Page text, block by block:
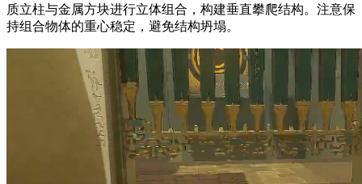
质立柱与金属方块进行立体组合，构建垂直攀爬结构。注意保
持组合物体的重心稳定，避免结构坍塌。